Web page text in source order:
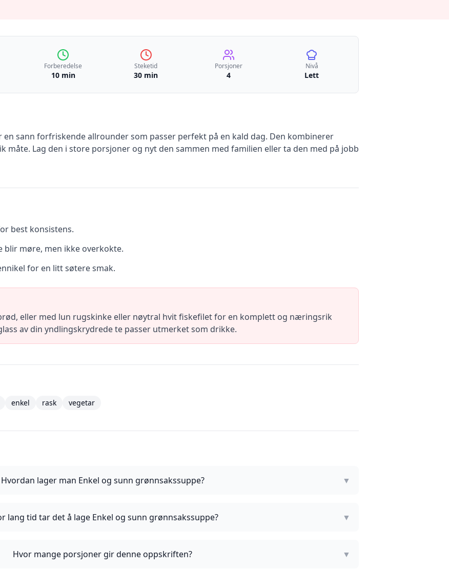
Forberedelse
10 min
Steketid
30 min
Porsjoner
4
Nivå
Lett
en sann forfriskende allrounder som passer perfekt på en kald dag. Den kombinerer
måte. Lag den i store porsjoner og nyt den sammen med familien eller ta den med på jobb
best konsistens.
blir møre, men ikke overkokte.
for en litt søtere smak.
eller med lun rugskinke eller nøytral hvit fiskefilet for en komplett og næringsrik
av din yndlingskrydrede te passer utmerket som drikke.
enkel rask vegetar
Hvordan lager man Enkel og sunn grønnsakssuppe? ▼
lang tid tar det å lage Enkel og sunn grønnsakssuppe? ▼
Hvor mange porsjoner gir denne oppskriften? ▼